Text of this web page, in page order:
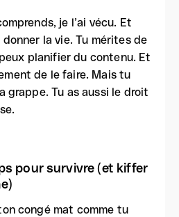
je l’ai vécu. Et
la vie. Tu mérites de
planifier du contenu. Et
de le faire. Mais tu
grappe. Tu as aussi le droit
pour survivre (et kiffer
congé mat comme tu